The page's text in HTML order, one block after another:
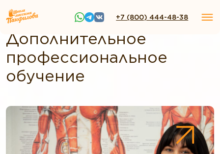
+7 (800) 444-48-38
ШМП»Дистанционное обучение массажу
Дополнительное
профессиональное
обучение